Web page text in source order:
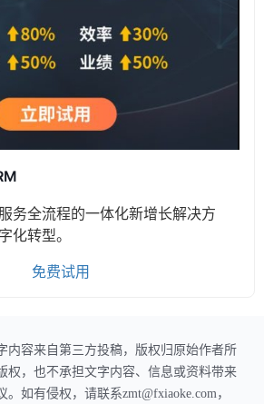
务全流程的一体化新增长解决方
化转型。
免费试用
内容来自第三方投稿，版权归原始作者所
权，也不承担文字内容、信息或资料带来
如有侵权，请联系zmt@fxiaoke.com，